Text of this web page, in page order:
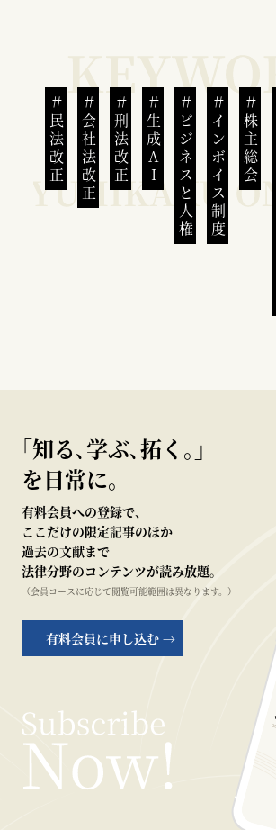
民法改正 会社法改正 刑法改正 生成AI ビジネスと人権インボイス制度 株主総会
｢知る､学ぶ､拓く｡｣
を日常に。
有料会員への登録で、
ここだけの限定記事のほか
過去の文献まで
法律分野のコンテンツが読み放題。
（会員コースに応じて閲覧可能範囲は異なります。）
有料会員に申し込む →